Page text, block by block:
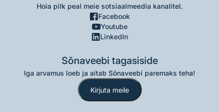
Hoia pilk peal meie sotsiaalmeedia kanalitel.
Facebook
Youtube
LinkedIn
Sõnaveebi tagasiside
Iga arvamus loeb ja aitab Sõnaveebi paremaks teha!
Kirjuta meile